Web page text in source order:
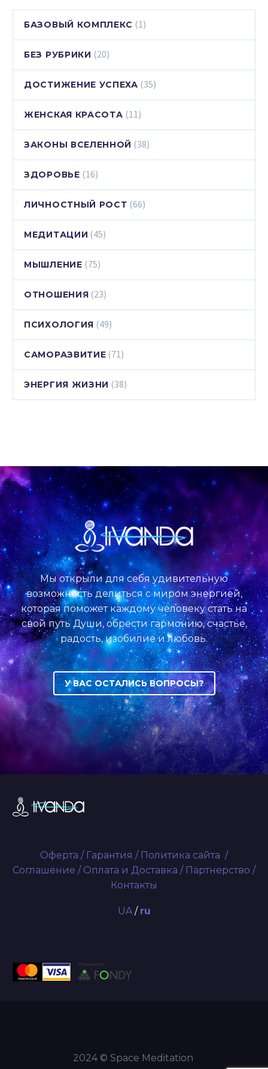
БАЗОВЫЙ КОМПЛЕКС (1)
БЕЗ РУБРИКИ (20)
ДОСТИЖЕНИЕ УСПЕХА (35)
ЖЕНСКАЯ КРАСОТА (11)
ЗАКОНЫ ВСЕЛЕННОЙ (38)
ЗДОРОВЬЕ (16)
ЛИЧНОСТНЫЙ РОСТ (66)
МЕДИТАЦИИ (45)
МЫШЛЕНИЕ (75)
ОТНОШЕНИЯ (23)
ПСИХОЛОГИЯ (49)
САМОРАЗВИТИЕ (71)
ЭНЕРГИЯ ЖИЗНИ (38)
Мы открыли для себя удивительную
возможность делиться с миром энергией,
которая поможет каждому человеку стать на
свой путь Души, обрести гармонию, счастье,
радость, изобилие и любовь.
У ВАС ОСТАЛИСЬ ВОПРОСЫ?
Оферта / Гарантия / Политика сайта /
Соглашение / Оплата и Доставка / Партнерство /
Контакты
UA/ ru
2024 © Space Meditation